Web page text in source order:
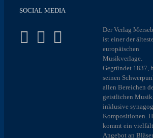
SOCIAL MEDIA
Der Verlag
ist einer der
europäischen
Musikverlage.
Gegründet 1837,
seinen
allen Bereichen
geistlichen Musik,
inklusive
Kompositionen.
kommt ein
Angebot an